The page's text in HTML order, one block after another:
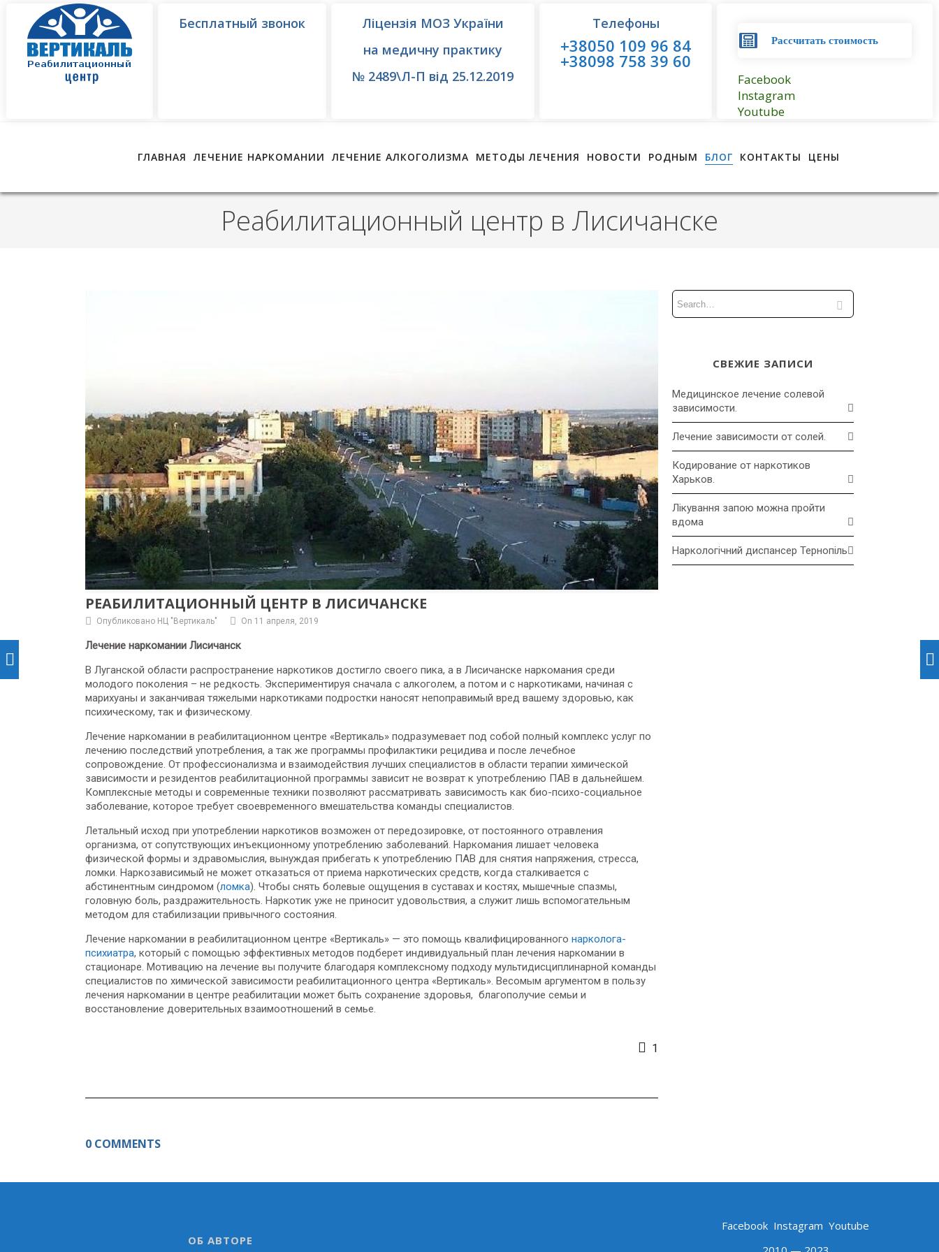
Бесплатный звонок
Ліцензія МОЗ України
на медичну практику
№ 2489\Л-П від 25.12.2019
Телефоны
+38050 109 96 84
+38098 758 39 60
Рассчитать стоимость
Facebook
Instagram
Youtube
ГЛАВНАЯ ЛЕЧЕНИЕ НАРКОМАНИИ ЛЕЧЕНИЕ АЛКОГОЛИЗМА МЕТОДЫ ЛЕЧЕНИЯ НОВОСТИ РОДНЫМ БЛОГ КОНТАКТЫ ЦЕНЫ
Реабилитационный центр в Лисичанске
РЕАБИЛИТАЦИОННЫЙ ЦЕНТР В ЛИСИЧАНСКЕ
Опубликовано НЦ "Вертикаль" On 11 апреля, 2019
Лечение наркомании Лисичанск
В Луганской области распространение наркотиков достигло своего пика, а в Лисичанске наркомания среди
молодого поколения – не редкость. Экспериментируя сначала с алкоголем, а потом и с наркотиками, начиная с
марихуаны и заканчивая тяжелыми наркотиками подростки наносят непоправимый вред вашему здоровью, как
психическому, так и физическому.
Лечение наркомании в реабилитационном центре «Вертикаль» подразумевает под собой полный комплекс услуг по
лечению последствий употребления, а так же программы профилактики рецидива и после лечебное
сопровождение. От профессионализма и взаимодействия лучших специалистов в области терапии химической
зависимости и резидентов реабилитационной программы зависит не возврат к употреблению ПАВ в дальнейшем.
Комплексные методы и современные техники позволяют рассматривать зависимость как био-психо-социальное
заболевание, которое требует своевременного вмешательства команды специалистов.
Летальный исход при употреблении наркотиков возможен от передозировке, от постоянного отравления
организма, от сопутствующих инъекционному употреблению заболеваний. Наркомания лишает человека
физической формы и здравомыслия, вынуждая прибегать к употреблению ПАВ для снятия напряжения, стресса,
ломки. Наркозависимый не может отказаться от приема наркотических средств, когда сталкивается с
абстинентным синдромом (ломка). Чтобы снять болевые ощущения в суставах и костях, мышечные спазмы,
головную боль, раздражительность. Наркотик уже не приносит удовольствия, а служит лишь вспомогательным
методом для стабилизации привычного состояния.
Лечение наркомании в реабилитационном центре «Вертикаль» — это помощь квалифицированного нарколога-
психиатра, который с помощью эффективных методов подберет индивидуальный план лечения наркомании в
стационаре. Мотивацию на лечение вы получите благодаря комплексному подходу мультидисциплинарной команды
специалистов по химической зависимости реабилитационного центра «Вертикаль». Весомым аргументом в пользу
лечения наркомании в центре реабилитации может быть сохранение здоровья, благополучие семьи и
восстановление доверительных взаимоотношений в семье.
1
0 COMMENTS
СВЕЖИЕ ЗАПИСИ
Медицинское лечение солевой
зависимости.
Лечение зависимости от солей.
Кодирование от наркотиков
Харьков.
Лікування запою можна пройти
вдома
Наркологічний диспансер Тернопіль
ОБ АВТОРЕ
Facebook Instagram Youtube